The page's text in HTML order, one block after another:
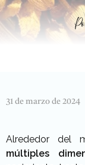
31 de marzo de 2024
Alrededor del
múltiples